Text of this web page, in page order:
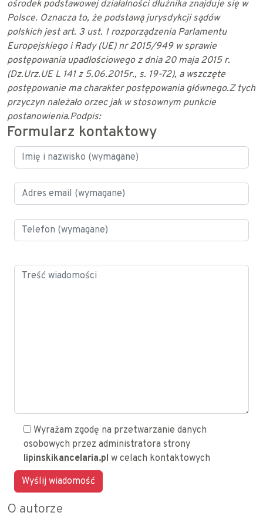
ośrodek podstawowej działalności dłużnika znajduje się w
Polsce. Oznacza to, że podstawą jurysdykcji sądów
polskich jest art. 3 ust. 1 rozporządzenia Parlamentu
Europejskiego i Rady (UE) nr 2015/949 w sprawie
postępowania upadłościowego z dnia 20 maja 2015 r.
(Dz.Urz.UE L 141 z 5.06.2015r., s. 19-72), a wszczęte
postępowanie ma charakterpostępowania głównego.Z tych
przyczyn należało orzec jak w stosownym punkcie
postanowienia.Podpis:
Formularz kontaktowy
Wyrażam zgodę na przetwarzanie danych
osobowych przez administratora strony
lipinskikancelaria.pl w celach kontaktowych
O autorze